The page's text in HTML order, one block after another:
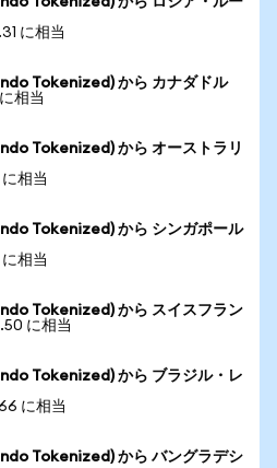
に相当
Tokenized) から カナダドル
相当
Tokenized) から オーストラリ
相当
Tokenized) から シンガポール
相当
Tokenized) から スイスフラン
に相当
Tokenized) から ブラジル・レ
に相当
Tokenized) から バングラデシ